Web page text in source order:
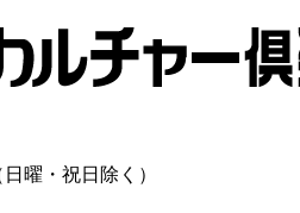
曜・祝日除く）